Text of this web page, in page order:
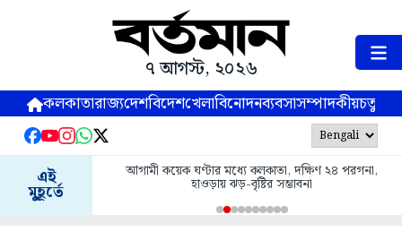
৭ আগস্ট, ২০২৬
কলকাতারাজ্যদেশবিদেশখেলাবিনোদনব্যবসাসম্পাদকীয়
এই
মুহূর্তে
আগামী কয়েক ঘণ্টার মধ্যে কলকাতা, দক্ষিণ ২৪ পরগনা,
হাওড়ায় ঝড়-বৃষ্টির সম্ভাবনা